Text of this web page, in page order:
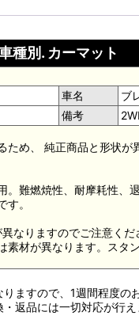
種別. カーマット
車名
ブ
備考
ため、 純正商品と形状
。難燃焼性、耐摩耗性、
。
なりますのでご注意くだ
素材が異なります。スタ
ますので、1週間程度の
返品には一切対応が行え